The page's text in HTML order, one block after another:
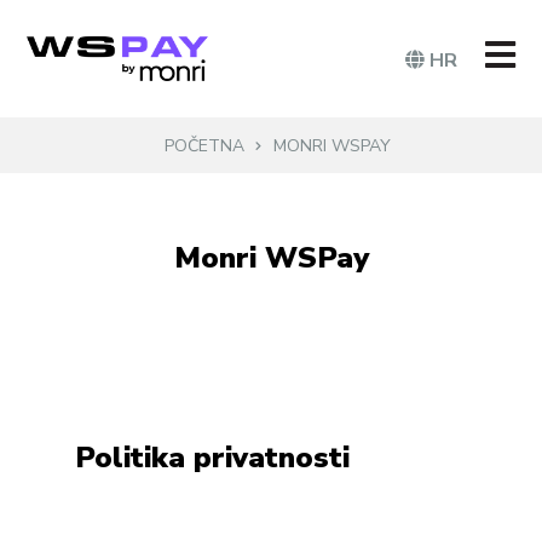
HR
POČETNA MONRI WSPAY
Monri WSPay
Politika privatnosti